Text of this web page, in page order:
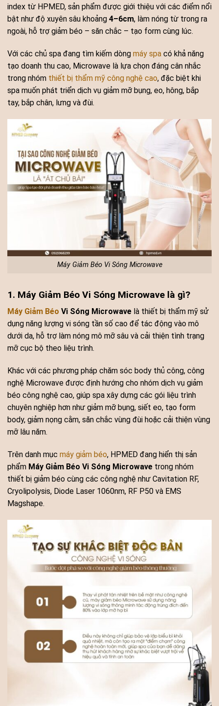
index từ HPMED, sản phẩm được giới thiệu với các điểm nổi
bật như độ xuyên sâu khoảng 4–6cm, làm nóng từ trong ra
ngoài, hỗ trợ giảm béo – săn chắc – tạo form cùng lúc.
Với các chủ spa đang tìm kiếm dòng máy spa có khả năng
tạo doanh thu cao, Microwave là lựa chọn đáng cân nhắc
trong nhóm thiết bị thẩm mỹ công nghệ cao, đặc biệt khi
spa muốn phát triển dịch vụ giảm mỡ bụng, eo, hông, bắp
tay, bắp chân, lưng và đùi.
Máy Giảm Béo Vi Sóng Microwave
1. Máy Giảm Béo Vi Sóng Microwave là gì?
Máy Giảm Béo Vi Sóng Microwave là thiết bị thẩm mỹ sử
dụng năng lượng vi sóng tần số cao để tác động vào mô
dưới da, hỗ trợ làm nóng mô mỡ sâu và cải thiện tình trạng
mỡ cục bộ theo liệu trình.
Khác với các phương pháp chăm sóc body thủ công, công
nghệ Microwave được định hướng cho nhóm dịch vụ giảm
béo công nghệ cao, giúp spa xây dựng các gói liệu trình
chuyên nghiệp hơn như giảm mỡ bụng, siết eo, tạo form
body, giảm nọng cằm, săn chắc vùng đùi hoặc cải thiện vùng
mỡ lâu năm.
Trên danh mục máy giảm béo, HPMED đang hiển thị sản
phẩm Máy Giảm Béo Vi Sóng Microwave trong nhóm
thiết bị giảm béo cùng các công nghệ như Cavitation RF,
Cryolipolysis, Diode Laser 1060nm, RF P50 và EMS
Magshape.